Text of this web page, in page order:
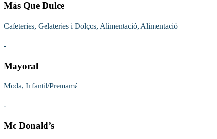
Más Que Dulce
Cafeteries, Gelateries i Dolços, Alimentació, Alimentació
-
Mayoral
Moda, Infantil/Premamà
-
Mc Donald’s